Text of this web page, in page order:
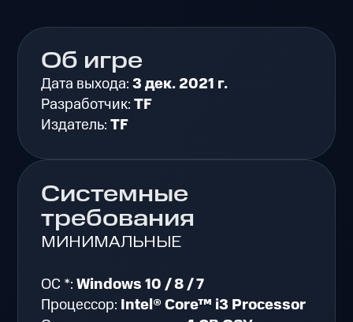
Об игре
Дата выхода:3 дек. 2021 г.
Разработчик:TF
Издатель:TF
Системные
требования
МИНИМАЛЬНЫЕ
ОС *:Windows 10 / 8 / 7
Процессор: Intel® Core™ i3 Processor